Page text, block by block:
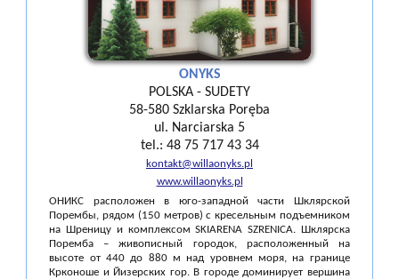
ONYKS
POLSKA - SUDETY
58-580 Szklarska Poręba
ul. Narciarska 5
tel.: 48 75 717 43 34
kontakt@willaonyks.pl
www.willaonyks.pl
ОНИКС расположен в юго-западной части Шклярской
Порембы, рядом (150 метров) с кресельным подъемником
на Шреницу и комплексом SKIARENA SZRENICA. Шклярска
Поремба – живописный городок, расположенный на
высоте от 440 до 880 м над уровнем моря, на границе
Крконоше и Йизерских гор. В городе доминирует вершина